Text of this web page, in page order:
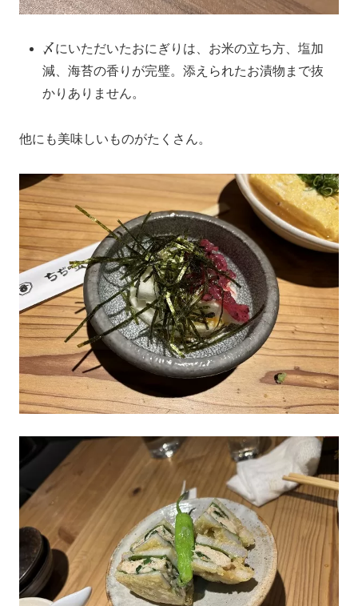
〆にいただいたおにぎりは、お米の立ち方、塩加
減、海苔の香りが完璧。添えられたお漬物まで抜
かりありません。
他にも美味しいものがたくさん。